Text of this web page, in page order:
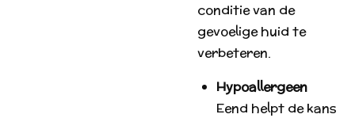
conditie van de
gevoelige huid te
verbeteren.
Hypoallergeen
Eend helpt de kans